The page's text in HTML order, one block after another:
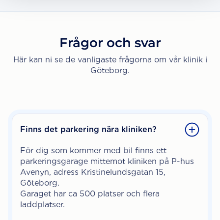
Frågor och svar
Här kan ni se de vanligaste frågorna om vår klinik i
Göteborg.
Finns det parkering nära kliniken?
För dig som kommer med bil finns ett
parkeringsgarage mittemot kliniken på P-hus
Avenyn, adress Kristinelundsgatan 15,
Göteborg.
Garaget har ca 500 platser och flera
laddplatser.